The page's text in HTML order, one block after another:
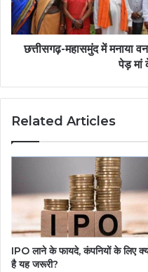
छत्तीसगढ़-महासमुंद में मनाया
पेड़ मां
Related Articles
IPO लाने के फायदे, कंपनियों के लिए
है यह जरूरी?